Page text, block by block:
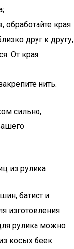
обработайте края
друг к другу,
От края
нить.
сильно,
из рулика
батист и
изготовления
рулика можно
косых беек